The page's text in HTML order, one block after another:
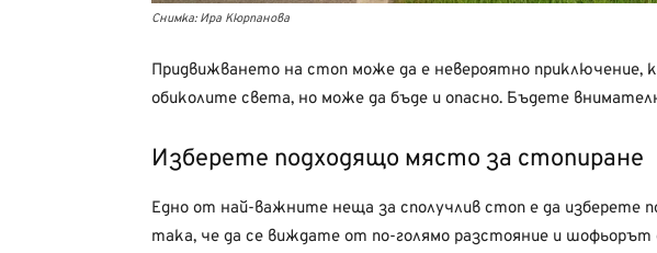
Снимка: Ира Кюрпанова
Придвижването на стоп може да е невероятно приключение,
обиколите света, но може да бъде и опасно. Бъдете
Изберете подходящо място за стопиране
Едно от най-важните неща за сполучлив стоп е да изберете
така, че да се виждате от по-голямо разстояние и